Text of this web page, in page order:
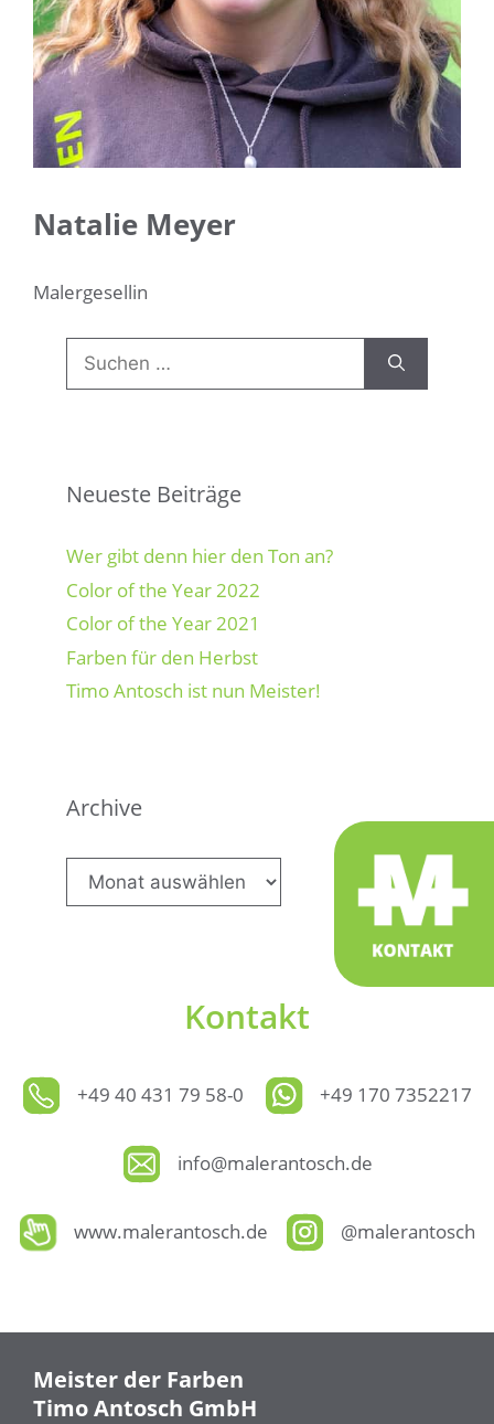
Natalie Meyer
Malergesellin
nach:
Neueste Beiträge
Wer gibt denn hier den Ton an?
Color of the Year 2022
Color of the Year 2021
Farben für den Herbst
Timo Antosch ist nun Meister!
Archive
Archive
Kontakt
+49 40 431 79 58-0 +49 170 7352217
info@malerantosch.de
www.malerantosch.de @malerantosch
Meister der Farben
Timo Antosch GmbH